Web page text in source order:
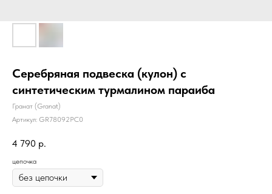
Серебряная подвеска (кулон) с
синтетическим турмалином параиба
Гранат (Granat)
Артикул: GR78092PC0
4 790 р.
цепочка